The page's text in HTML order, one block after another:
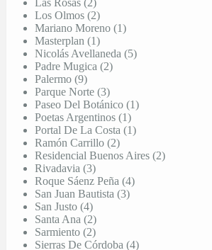
Las Rosas (2)
Los Olmos (2)
Mariano Moreno (1)
Masterplan (1)
Nicolás Avellaneda (5)
Padre Mugica (2)
Palermo (9)
Parque Norte (3)
Paseo Del Botánico (1)
Poetas Argentinos (1)
Portal De La Costa (1)
Ramón Carrillo (2)
Residencial Buenos Aires (2)
Rivadavia (3)
Roque Sáenz Peña (4)
San Juan Bautista (3)
San Justo (4)
Santa Ana (2)
Sarmiento (2)
Sierras De Córdoba (4)